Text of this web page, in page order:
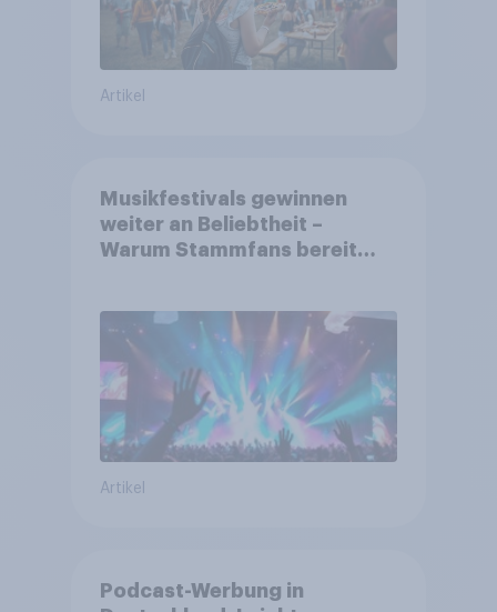
Artikel
Musikfestivals gewinnen
weiter an Beliebtheit –
Warum Stammfans bereit
Artikel
Podcast-Werbung in